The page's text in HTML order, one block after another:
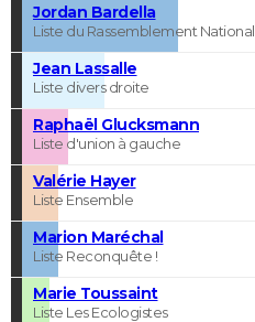
Jordan Bardella
Liste du Rassemblement National
Jean Lassalle
Liste divers droite
Raphaël Glucksmann
Liste d'union à gauche
Valérie Hayer
Liste Ensemble
Marion Maréchal
Liste Reconquête !
Marie Toussaint
Liste Les Ecologistes